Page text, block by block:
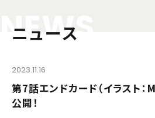
NEWS
ニュース
2023.11.16
第7話エンドカード（イラスト
公開！